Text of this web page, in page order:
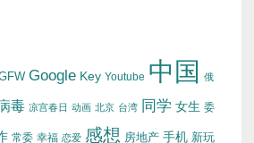
Google Key Youtube 中国 俄
毒 凉宫春日 动画 北京 台湾 同学 女生 委
常委 幸福 恋爱 感想 房地产 手机 新玩